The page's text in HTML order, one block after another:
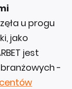
u progu
jako
jest
-